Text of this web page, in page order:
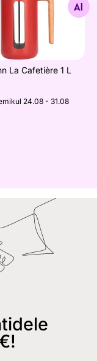
Otsi sarnaseid
La Cafetière 1 L
24.08 - 31.08